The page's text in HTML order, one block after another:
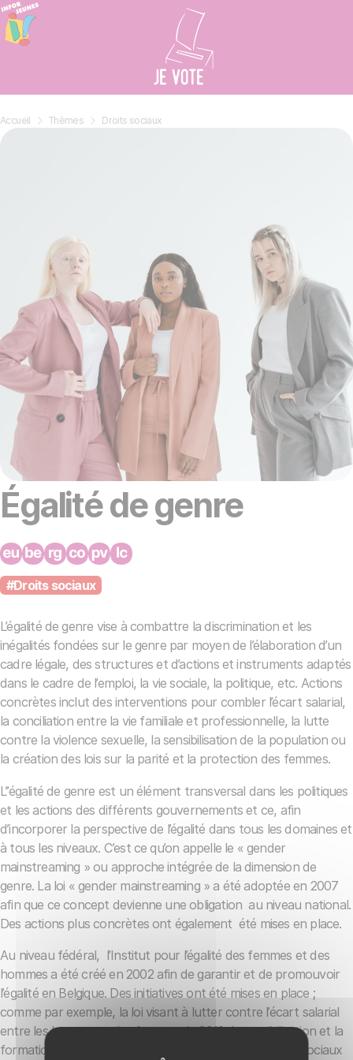
Accueil Thèmes Droits sociaux
Égalité de genre
#Droits sociaux
L’égalité de genre vise à combattre la discrimination et les
inégalités fondées sur le genre par moyen de l’élaboration d’un
cadre légale, des structures et d’actions et instruments adaptés
dans le cadre de l’emploi, la vie sociale, la politique, etc. Actions
concrètes inclut des interventions pour combler l’écart salarial,
la conciliation entre la vie familiale et professionnelle, la lutte
contre la violence sexuelle, la sensibilisation de la population ou
la création des lois sur la parité et la protection des femmes.
L’’égalité de genre est un élément transversal dans les politiques
et les actions des différents gouvernements et ce, afin
d’incorporer la perspective de l’égalité dans tous les domaines et
à tous les niveaux. C’est ce qu’on appelle le « gender
mainstreaming » ou approche intégrée de la dimension de
genre. La loi « gender mainstreaming » a été adoptée en 2007
afin que ce concept devienne une obligation au niveau national.
Des actions plus concrètes ont également été mises en place.
Au niveau fédéral, l’Institut pour l’égalité des femmes et des
hommes a été créé en 2002 afin de garantir et de promouvoir
l’égalité en Belgique. Des initiatives ont été mises en place ;
comme par exemple, la loi visant à lutter contre l’écart salarial
entre les hommes et les femmes de 2012, la sensibilisation et la
formation autour de la prévention des risques psycho-sociaux
Panneau de gestion des cookies